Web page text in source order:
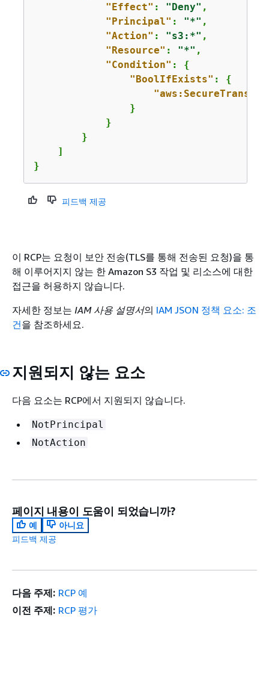
"Effect" : "Deny" ,
"Principal" : "*" ,
"Action" : "s3:*" ,
"Resource" : "*" ,
"Condition" : {
"BoolIfExists" : {
                }
            }
        }
    ]
}
피드백 제공
이 RCP는 요청이 보안 전송(TLS를 통해 전송된 요청)을 통
해 이루어지지 않는 한 Amazon S3 작업 및 리소스에 대한
접근을 허용하지 않습니다.
자세한 정보는 IAM 사용 설명서의 IAM JSON 정책 요소: 조
건을 참조하세요.
지원되지 않는 요소
다음 요소는 RCP에서 지원되지 않습니다.
NotPrincipal
NotAction
페이지 내용이 도움이 되었습니까?
예
아니요
피드백 제공
다음 주제: RCP 예
이전 주제: RCP 평가